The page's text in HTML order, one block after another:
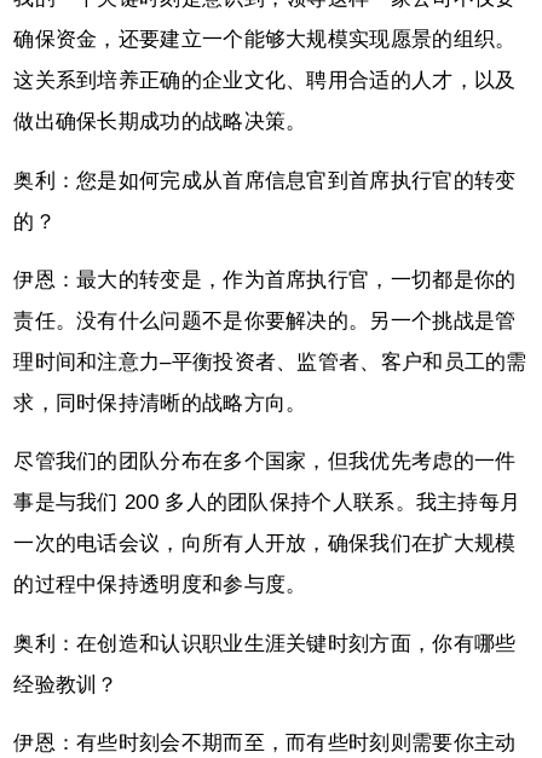
确保资金，还要建立一个能够大规模实现愿景的组织。
这关系到培养正确的企业文化、聘用合适的人才，以及
做出确保长期成功的战略决策。
奥利：您是如何完成从首席信息官到首席执行官的转变
的？
伊恩：最大的转变是，作为首席执行官，一切都是你的
责任。没有什么问题不是你要解决的。另一个挑战是管
理时间和注意力–平衡投资者、监管者、客户和员工的需
求，同时保持清晰的战略方向。
尽管我们的团队分布在多个国家，但我优先考虑的一件
事是与我们 200 多人的团队保持个人联系。我主持每月
一次的电话会议，向所有人开放，确保我们在扩大规模
的过程中保持透明度和参与度。
奥利：在创造和认识职业生涯关键时刻方面，你有哪些
经验教训？
伊恩：有些时刻会不期而至，而有些时刻则需要你主动